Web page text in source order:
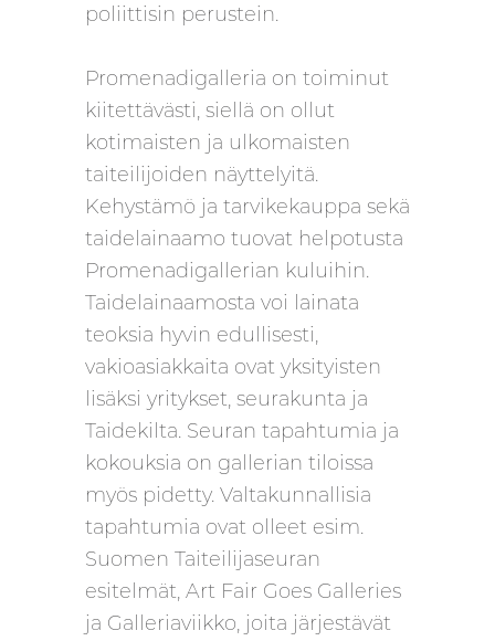
poliittisin perustein.
Promenadigalleria on toiminut
kiitettävästi, siellä on ollut
kotimaisten ja ulkomaisten
taiteilijoiden näyttelyitä.
Kehystämö ja tarvikekauppa sekä
taidelainaamo tuovat helpotusta
Promenadigallerian kuluihin.
Taidelainaamosta voi lainata
teoksia hyvin edullisesti,
vakioasiakkaita ovat yksityisten
lisäksi yritykset, seurakunta ja
Taidekilta. Seuran tapahtumia ja
kokouksia on gallerian tiloissa
myös pidetty. Valtakunnallisia
tapahtumia ovat olleet esim.
Suomen Taiteilijaseuran
esitelmät, Art Fair Goes Galleries
ja Galleriaviikko, joita järjestävät